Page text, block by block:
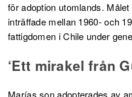
för adoption utomlands.
inträffade mellan 1960- och
fattigdomen i Chile under
‘Ett mirakel från
Marías son adopterades av